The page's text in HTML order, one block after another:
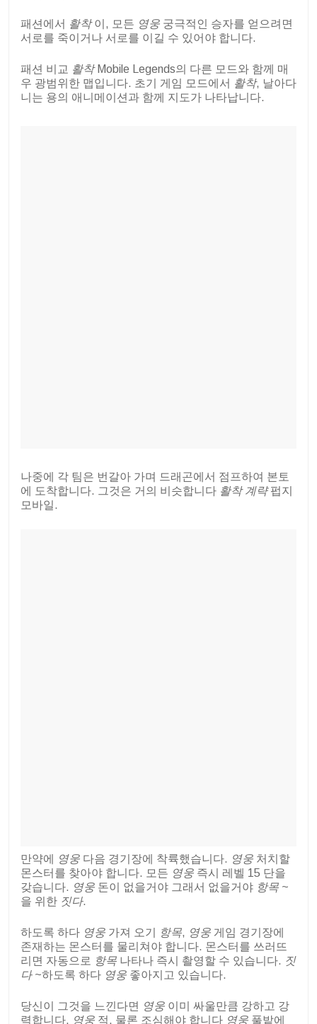
패션에서 활착이, 모든 영웅 궁극적인 승자를 얻으려면
서로를 죽이거나 서로를 이길 수 있어야 합니다.
패션 비교 활착Mobile Legends의 다른 모드와 함께 매
우 광범위한 맵입니다. 초기 게임 모드에서 활착, 날아다
니는 용의 애니메이션과 함께 지도가 나타납니다.
나중에 각 팀은 번갈아 가며 드래곤에서 점프하여 본토
에 도착합니다. 그것은 거의 비슷합니다 활착 계략펍지
모바일.
만약에 영웅 다음 경기장에 착륙했습니다. 영웅 처치할
몬스터를 찾아야 합니다. 모든 영웅 즉시 레벨 15 단을
갖습니다. 영웅 돈이 없을거야 그래서 없을거야 항목 ~
을 위한 짓다.
하도록 하다 영웅 가져 오기 항목, 영웅 게임 경기장에
존재하는 몬스터를 물리쳐야 합니다. 몬스터를 쓰러뜨
리면 자동으로 항목 나타나 즉시 촬영할 수 있습니다. 짓
다~하도록 하다 영웅 좋아지고 있습니다.
당신이 그것을 느낀다면 영웅 이미 싸울만큼 강하고 강
력합니다. 영웅 적. 물론 조심해야 합니다 영웅 풀밭에